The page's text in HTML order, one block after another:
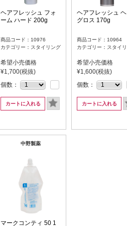
ヘアフレッシュ フォ
ーム ハード 200g
商品コード：10976
カテゴリー：スタイリング
希望小売価格
¥1,700(税抜)
個数：
カートに入れる
ヘアフレッシュ
グロス 170g
商品コード：10964
カテゴリー：スタイ
希望小売価格
¥1,600(税抜)
個数：
カートに入れる
中野製薬
マークコンティ 50 1